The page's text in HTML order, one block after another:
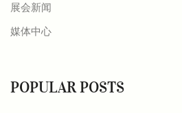
展会新闻
媒体中心
POPULAR POSTS